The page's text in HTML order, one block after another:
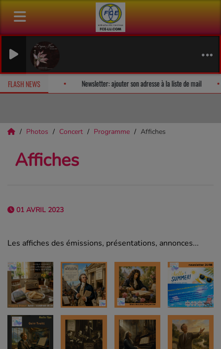
FLASH NEWS Fan Releases & Merch Newsletter: ajouter son
Photos Concert Programme Affiches
Affiches
01 AVRIL 2023
Les affiches des émissions, présentations, annonces...